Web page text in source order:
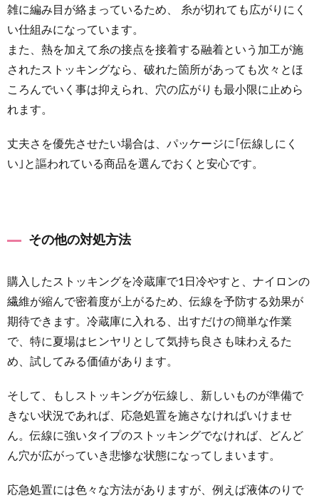
雑に編み目が絡まっているため、 糸が切れても広がりにく
い仕組みになっています。
また、熱を加えて糸の接点を接着する融着という加工が施
されたストッキングなら、破れた箇所があっても次々とほ
ころんでいく事は抑えられ、穴の広がりも最小限に止めら
れます。
丈夫さを優先させたい場合は、パッケージに｢伝線しにく
い｣と謳われている商品を選んでおくと安心です。
その他の対処方法
購入したストッキングを冷蔵庫で1日冷やすと、ナイロンの
繊維が縮んで密着度が上がるため、伝線を予防する効果が
期待できます。冷蔵庫に入れる、出すだけの簡単な作業
で、特に夏場はヒンヤリとして気持ち良さも味わえるた
め、試してみる価値があります。
そして、もしストッキングが伝線し、新しいものが準備で
きない状況であれば、応急処置を施さなければいけませ
ん。伝線に強いタイプのストッキングでなければ、どんど
ん穴が広がっていき悲惨な状態になってしまいます。
応急処置には色々な方法がありますが、例えば液体のりで